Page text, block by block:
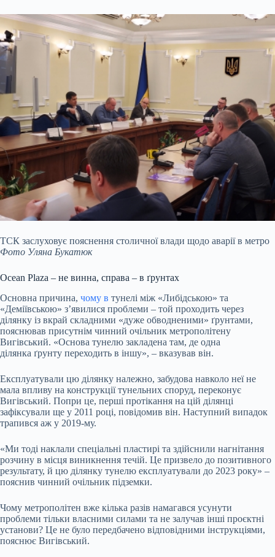
ТСК заслуховує пояснення столичної влади щодо аварії в метро
Фото Уляна Букатюк
Ocean Plaza – не винна, справа – в ґрунтах
Основна причина, чому в тунелі між «Либідською» та
«Деміївською» з’явилися проблеми – той проходить через
ділянку із вкрай складними «дуже обводненими» ґрунтами,
пояснював присутнім чинний очільник метрополітену
Вигівський. «Основа тунелю закладена там, де одна
ділянка ґрунту переходить в іншу», – вказував він.
Експлуатували цю ділянку належно, забудова навколо неї не
мала впливу на конструкції тунельних споруд, переконує
Вигівський. Попри це, перші протікання на цій ділянці
зафіксували ще у 2011 році, повідомив він. Наступний випадок
трапився аж у 2019-му.
«Ми тоді наклали спеціальні пластирі та здійснили нагнітання
розчину в місця виникнення течій. Це призвело до позитивного
результату, й цю ділянку тунелю експлуатували до 2023 року» –
пояснив чинний очільник підземки.
Чому метрополітен вже кілька разів намагався усунути
проблеми тільки власними силами та не залучав інші проєктні
установи? Це не було передбачено відповідними інструкціями,
пояснює Вигівський.